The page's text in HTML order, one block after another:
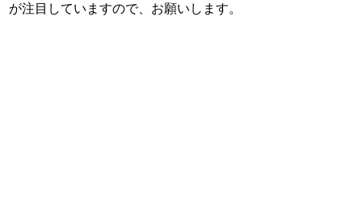
が注目していますので、お願いします。